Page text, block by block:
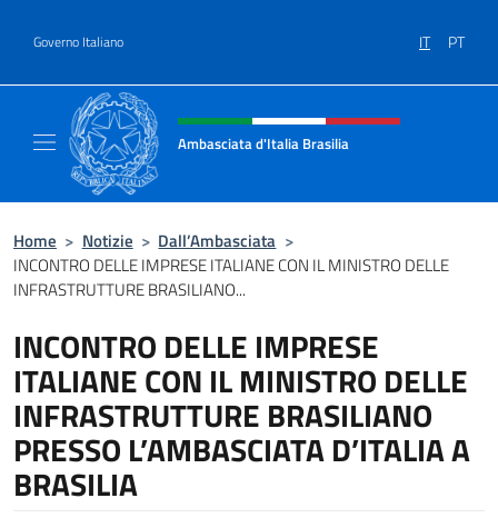
Governo Italiano IT PT
Intestazione sito, social e menù
Ambasciata d'Italia Brasilia
Home > Notizie > Dall’Ambasciata >
INCONTRO DELLE IMPRESE ITALIANE CON IL MINISTRO DELLE
INFRASTRUTTURE BRASILIANO...
INCONTRO DELLE IMPRESE
ITALIANE CON IL MINISTRO DELLE
INFRASTRUTTURE BRASILIANO
PRESSO L’AMBASCIATA D’ITALIA A
BRASILIA